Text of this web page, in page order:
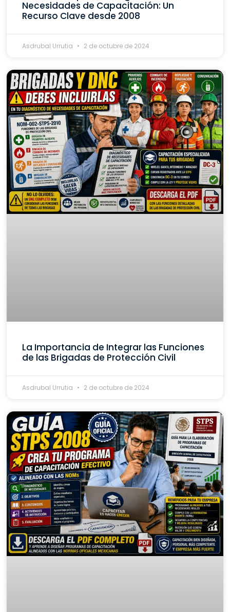
Necesidades de Capacitación: Un
Recurso Clave desde 2008
Asdrubal Urrutia 2 de octubre de 2024
La Importancia de Integrar las Funciones
de las Brigadas de Protección Civil
Asdrubal Urrutia 2 de octubre de 2024